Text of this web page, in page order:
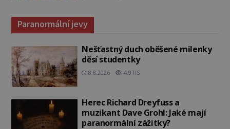
Paranormální jevy
Nešťastný duch oběšené milenky
děsí studentky
8.8.2026 4.9TIS
Herec Richard Dreyfuss a
muzikant Dave Grohl: Jaké mají
paranormální zážitky?